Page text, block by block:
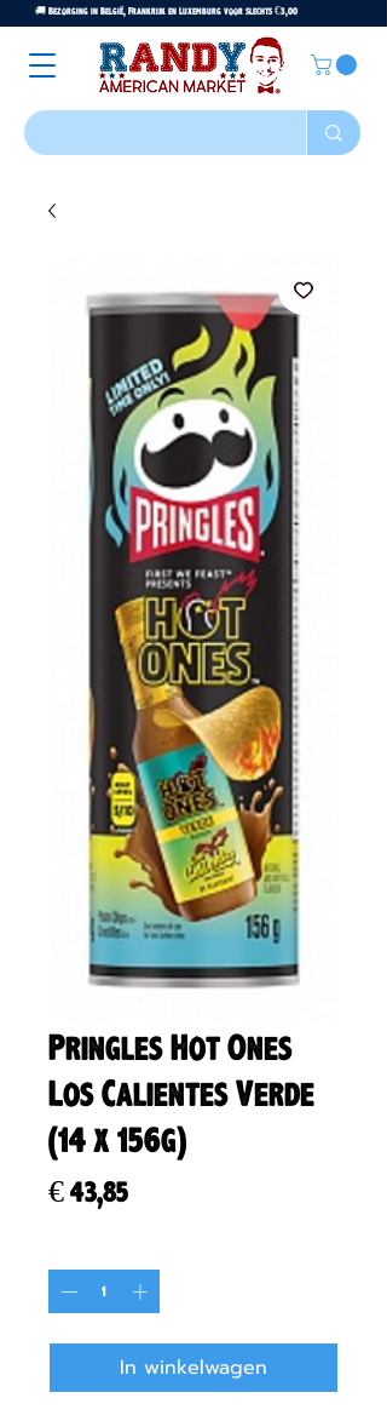
🚚 Bezorging in België, Frankrijk en Luxemburg voor slechts €3,00
Pringles Hot Ones
Los Calientes Verde
(14 x 156g)
€ 43,85Prijs
In winkelwagen